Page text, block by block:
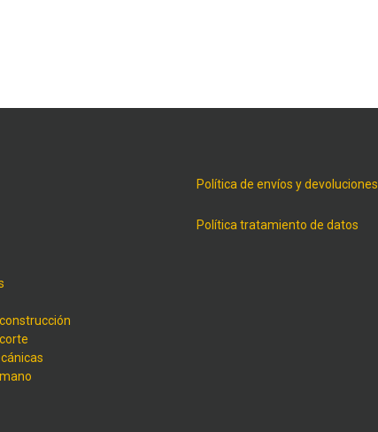
Política de envíos y devoluciones
Política tratamiento de datos